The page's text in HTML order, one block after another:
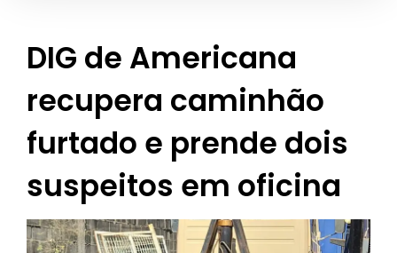
DIG de Americana
recupera caminhão
furtado e prende dois
suspeitos em oficina